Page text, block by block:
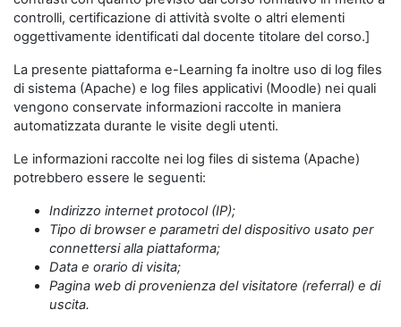
controlli, certificazione di attività svolte o altri elementi
oggettivamente identificati dal docente titolare del corso.]
La presente piattaforma e-Learning fa inoltre uso di log files
di sistema (Apache) e log files applicativi (Moodle) nei quali
vengono conservate informazioni raccolte in maniera
automatizzata durante le visite degli utenti.
Le informazioni raccolte nei log files di sistema (Apache)
potrebbero essere le seguenti:
Indirizzo internet protocol (IP);
Tipo di browser e parametri del dispositivo usato per
connettersi alla piattaforma;
Data e orario di visita;
Pagina web di provenienza del visitatore (referral) e di
uscita.